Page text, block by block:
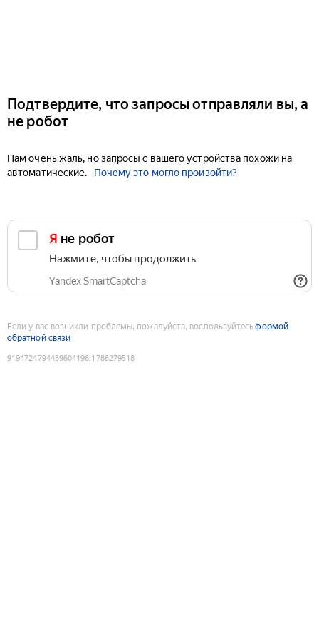
Подтвердите, что запросы отправляли вы, а
не робот
Нам очень жаль, но запросы с вашего устройства похожи на
автоматические.
Почему это могло произойти?
Я не робот
Нажмите, чтобы продолжить
Yandex SmartCaptcha
Если у вас возникли проблемы, пожалуйста, воспользуйтесьформой
обратной связи
9194724794439604196:1786279518